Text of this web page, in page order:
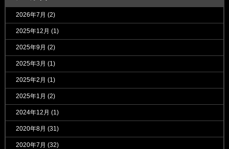
2026年7月 (2)
2025年12月 (1)
2025年9月 (2)
2025年3月 (1)
2025年2月 (1)
2025年1月 (2)
2024年12月 (1)
2020年8月 (31)
2020年7月 (32)